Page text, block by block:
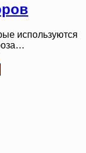
используются